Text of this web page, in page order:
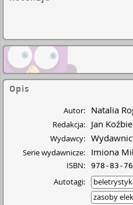
Opis
Autor: Natalia
Redakcja: Jan
Wydawcy:
Serie wydawnicze: Imiona
ISBN: 978-83-
Autotagi:
zasoby